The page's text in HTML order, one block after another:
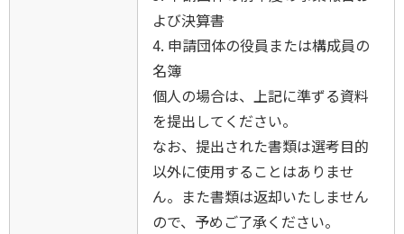
よび決算書
4. 申請団体の役員または構成員の
名簿
個人の場合は、上記に準ずる資料
を提出してください。
なお、提出された書類は選考目的
以外に使用することはありませ
ん。また書類は返却いたしません
ので、予めご了承ください。